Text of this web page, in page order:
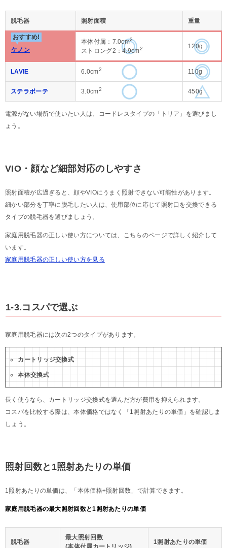
脱毛器 照射面積 重量
おすすめ!
ケノン
本体付属：7.0cm2
ストロング2：4.9cm2 120g
LAVIE 6.0cm2 110g
ステラボーテ 3.0cm2 450g
電源がない場所で使いたい人は、コードレスタイプの「トリア」を選びまし
ょう。
VIO・顔など細部対応のしやすさ
照射面積が広過ぎると、顔やVIOにうまく照射できない可能性があります。
細かい部分を丁寧に脱毛したい人は、使用部位に応じて照射口を交換できる
タイプの脱毛器を選びましょう。
家庭用脱毛器の正しい使い方については、こちらのページで詳しく紹介して
います。
家庭用脱毛器の正しい使い方を見る
1-3.コスパで選ぶ
家庭用脱毛器には次の2つのタイプがあります。
カートリッジ交換式
本体交換式
長く使うなら、カートリッジ交換式を選んだ方が費用を抑えられます。
コスパを比較する際は、本体価格ではなく「1照射あたりの単価」を確認しま
しょう。
照射回数と1照射あたりの単価
1照射あたりの単価は、「本体価格÷照射回数」で計算できます。
家庭用脱毛器の最大照射回数と1照射あたりの単価
脱毛器
最大照射回数
(本体付属カートリッジ)
1照射あたりの単価